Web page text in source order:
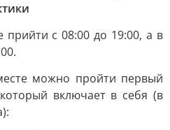
с 08:00 до 19:00, а в
можно пройти первый
включает в себя (в